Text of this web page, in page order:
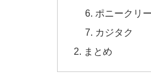
ポニークリ
カジタク
まとめ